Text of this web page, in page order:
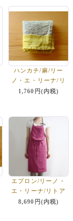
ハンカチ/麻/リー
ノ・エ・リーナ/リ
トアニアリネン/lino
ー
1,760円(内税)
エプロン/リーノ・
エ・リーナ/リトア
ニアリネン/麻/lino
8,690円(内税)